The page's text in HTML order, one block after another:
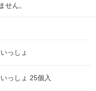
せん。
っしょ
っしょ 25個入